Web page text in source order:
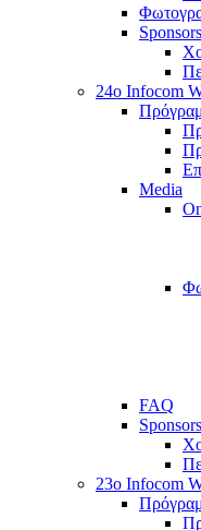
Sponsors
24o Infocom
Media
FAQ
Sponsors
23o Infocom